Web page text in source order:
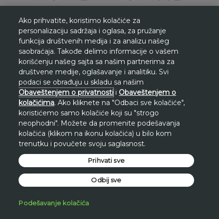
Prikazani popusti obračunati su naspram
najniže cene u poslednjih 30 dana na
www.avon.rs, osim ukoliko nije drugačije
naznačeno. Za setove proizvoda, ovo je
najniža ukupna cena za koju su proizvodi u
setu ponuđeni u poslednjih 30 dana.
Snižene cene su validne 31.01.-28.02.
Ako prihvatite, koristimo kolačiće za
personalizaciju sadržaja i oglasa, za pružanje
funkcija društvenih medija i za analizu našeg
saobraćaja. Takođe delimo informacije o vašem
korišćenju našeg sajta sa našim partnerima za
društvene medije, oglašavanje i analitiku. Svi
podaci se obrađuju u skladu sa našim
Obaveštenjem o privatnosti i Obaveštenjem o
kolačićima. Ako kliknete na "Odbaci sve kolačiće",
koristićemo samo kolačiće koji su "strogo
neophodni". Možete da promenite podešavanja
kolačića (klikom na ikonu kolačića) u bilo kom
trenutku i povučete svoju saglasnost.
Podešavanje kolačića
Odbij sve
Prihvati sve